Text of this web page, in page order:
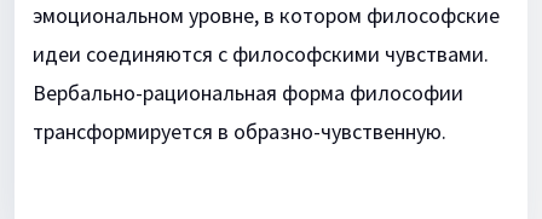
эмоциональном уровне, в котором философские
идеи соединяются с философскими чувствами.
Вербально-рациональная форма философии
трансформируется в образно-чувственную.